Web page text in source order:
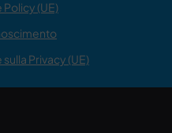
(UE)
Privacy (UE)